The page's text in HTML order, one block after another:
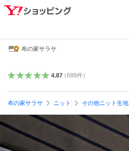
布の家サラサ
4.87（689件）
布の家サラサ ニット その他ニット生地